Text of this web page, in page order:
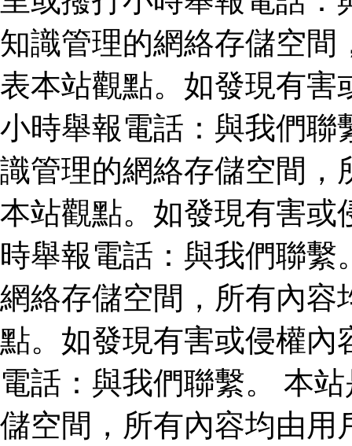
知識管理的網絡存儲空間
表本站觀點。如發現有害
小時舉報電話：與我們聯
識管理的網絡存儲空間，
本站觀點。如發現有害或
時舉報電話：與我們聯
網絡存儲空間，所有內容
點。如發現有害或侵權內
電話：與我們聯繫。 本
儲空間，所有內容均由用